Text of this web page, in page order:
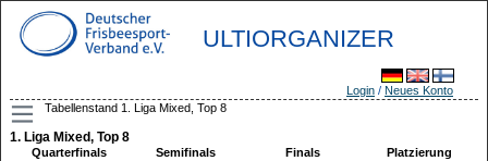
ULTIORGANIZER
Login / Neues Konto
Tabellenstand 1. Liga Mixed, Top 8
1. Liga Mixed, Top 8
Quarterfinals Semifinals Finals
Platzierung